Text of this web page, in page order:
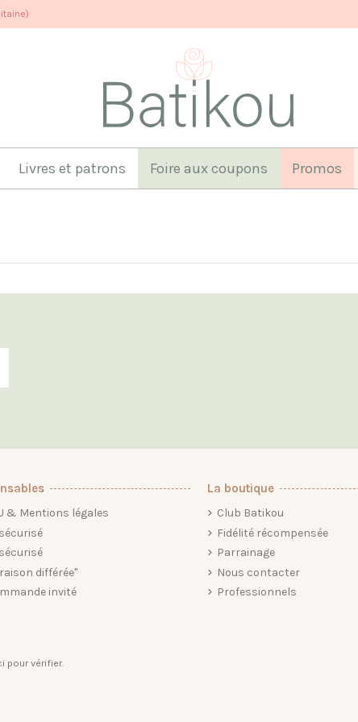
Livres et patrons Foire aux coupons Promos
& Mentions légales
différée"
invité
La boutique
Club Batikou
Fidélité récompensée
Parrainage
Nous contacter
Professionnels
pour vérifier.